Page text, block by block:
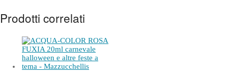
Prodotti correlati